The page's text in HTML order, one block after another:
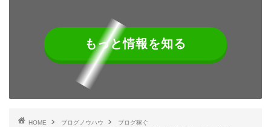
もっと情報を知る
HOME ブログノウハウ
ブログ稼ぐ